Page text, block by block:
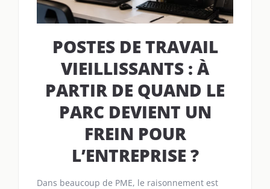
POSTES DE TRAVAIL
VIEILLISSANTS : À
PARTIR DE QUAND LE
PARC DEVIENT UN
FREIN POUR
L’ENTREPRISE ?
Dans beaucoup de PME, le raisonnement est